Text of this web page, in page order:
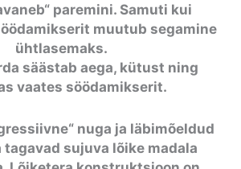
paremini. Samuti kui
muutub segamine
ühtlasemaks.
säästab aega, kütust ning
vaates söödamikserit.
nuga ja läbimõeldud
tagavad sujuva lõike madala